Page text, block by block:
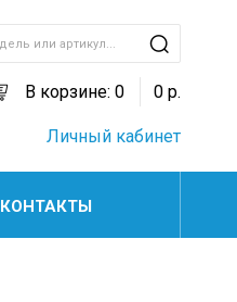
В корзине: 0 0 р.
Личный кабинет
КОНТАКТЫ